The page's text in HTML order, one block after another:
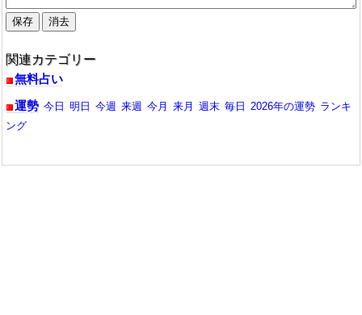
関連カテゴリー
無料占い
運勢 今日 明日 今週 来週 今月 来月 週末 毎日 2026年の運勢 ランキ
ング